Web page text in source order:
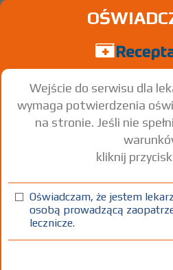
Znaleziono wyników:
Wejście do serwisu dla
wymaga potwierdzenia
na stronie. Jeśli nie
kliknij
Oświadczam, że jestem
osobą prowadzącą
lecznicze.